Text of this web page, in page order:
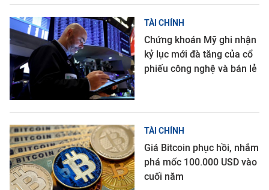
TÀI CHÍNH
Chứng khoán Mỹ ghi nhận
kỷ lục mới đà tăng của cổ
phiếu công nghệ và bán lẻ
TÀI CHÍNH
Giá Bitcoin phục hồi, nhắm
phá mốc 100.000 USD vào
cuối năm